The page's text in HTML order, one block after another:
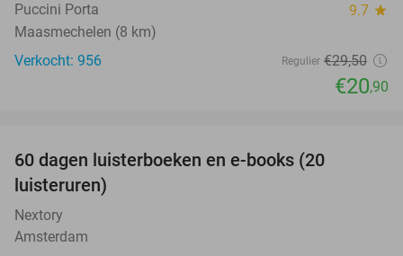
Puccini Porta 9.7 star
Maasmechelen (8 km)
Verkocht: 956
Regulier €29,50
€20,90
60 dagen luisterboeken en e-books (20
luisteruren)
Nextory
Amsterdam